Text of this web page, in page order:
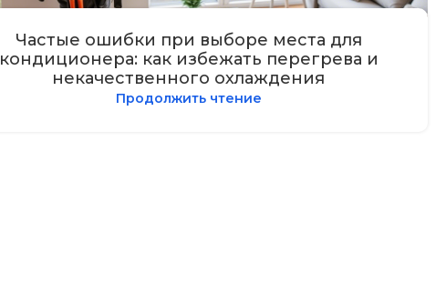
Частые ошибки при выборе места для
кондиционера: как избежать перегрева и
некачественного охлаждения
Продолжить чтение